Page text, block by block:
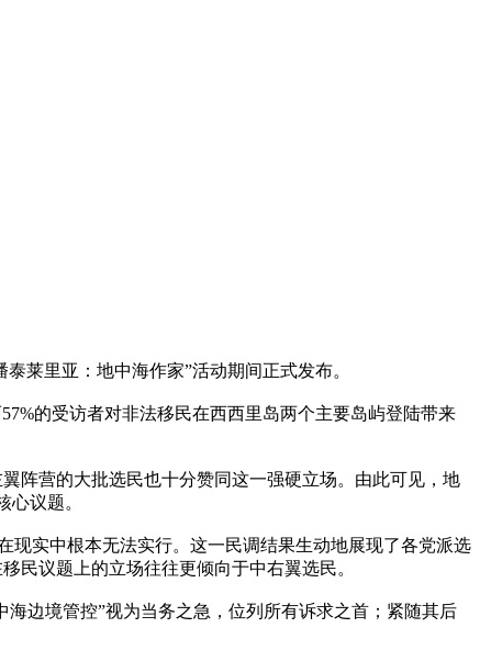
泰莱里亚：地中海作家”活动期间正式发布。
的受访者对非法移民在西西里岛两个主要岛屿登陆带来
阵营的大批选民也十分赞同这一强硬立场。由此可见，地
议题。
现实中根本无法实行。这一民调结果生动地展现了各党派选
民议题上的立场往往更倾向于中右翼选民。
边境管控”视为当务之急，位列所有诉求之首；紧随其后